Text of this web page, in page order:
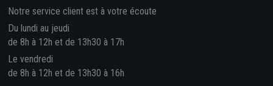
Notre service client est à votre écoute
Du lundi au jeudi
de 8h à 12h et de 13h30 à 17h
Le vendredi
de 8h à 12h et de 13h30 à 16h